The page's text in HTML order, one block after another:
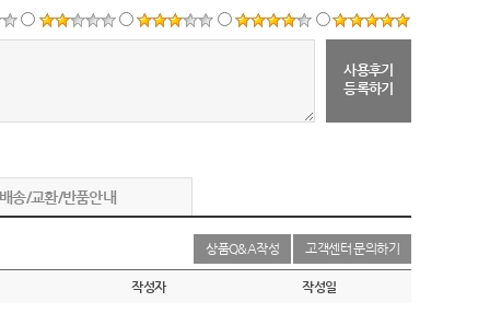
사용후기
등록하기
배송/교환/반품안내
상품Q&A작성 고객센터 문의하기
작성자 작성일